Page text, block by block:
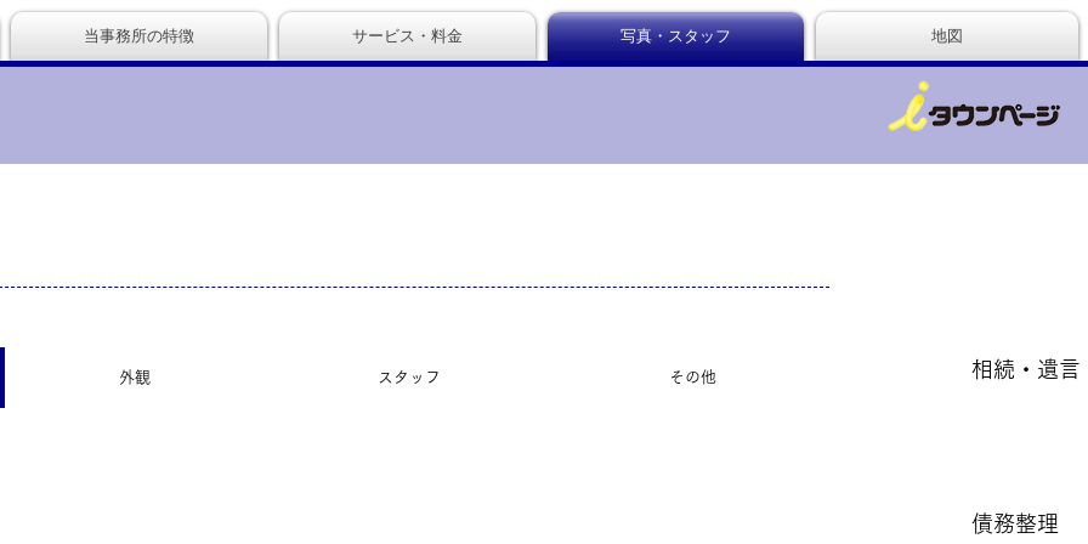
相続・遺言
債務整理
当事務所の特徴 サービス・料金 写真・スタッフ 地図
外観 スタッフ その他